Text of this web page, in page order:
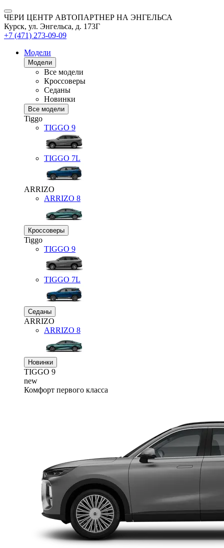
ЧЕРИ ЦЕНТР АВТОПАРТНЕР НА ЭНГЕЛЬСА
Курск, ул. Энгельса, д. 173Г
+7 (471) 273-09-09
Модели
Модели
Все модели
Кроссоверы
Седаны
Новинки
Все модели
Tiggo
TIGGO 9
TIGGO 7L
ARRIZO
ARRIZO 8
Кроссоверы
Tiggo
TIGGO 9
TIGGO 7L
Седаны
ARRIZO
ARRIZO 8
Новинки
TIGGO 9
new
Комфорт первого класса